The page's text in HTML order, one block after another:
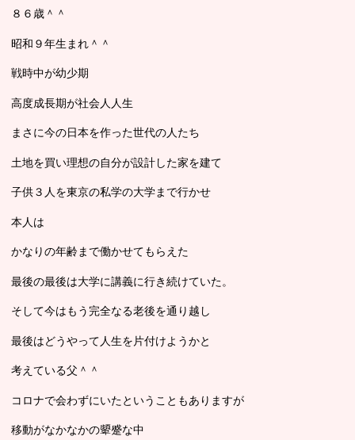
８６歳＾＾
昭和９年生まれ＾＾
戦時中が幼少期
高度成長期が社会人人生
まさに今の日本を作った世代の人たち
土地を買い理想の自分が設計した家を建て
子供３人を東京の私学の大学まで行かせ
本人は
かなりの年齢まで働かせてもらえた
最後の最後は大学に講義に行き続けていた。
そして今はもう完全なる老後を通り越し
最後はどうやって人生を片付けようかと
考えている父＾＾
コロナで会わずにいたということもありますが
移動がなかなかの顰蹙な中